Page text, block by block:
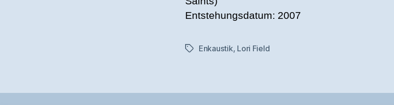
Entstehungsdatum: 2007
Schlagwörter
Enkaustik, Lori Field